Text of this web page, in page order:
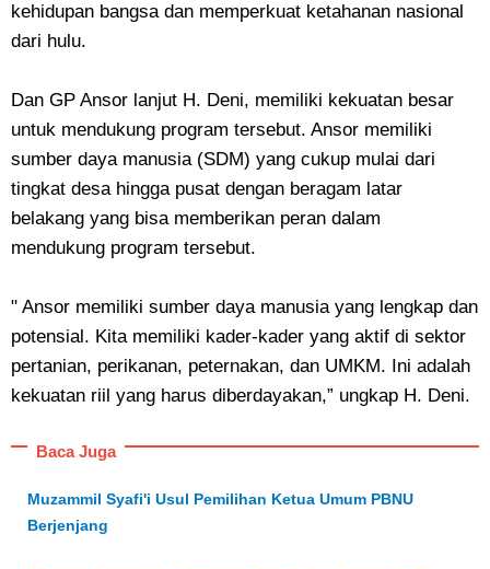
kehidupan bangsa dan memperkuat ketahanan nasional
dari hulu.
Dan GP Ansor lanjut H. Deni, memiliki kekuatan besar
untuk mendukung program tersebut. Ansor memiliki
sumber daya manusia (SDM) yang cukup mulai dari
tingkat desa hingga pusat dengan beragam latar
belakang yang bisa memberikan peran dalam
mendukung program tersebut.
" Ansor memiliki sumber daya manusia yang lengkap dan
potensial. Kita memiliki kader-kader yang aktif di sektor
pertanian, perikanan, peternakan, dan UMKM. Ini adalah
kekuatan riil yang harus diberdayakan,” ungkap H. Deni.
Baca Juga
Muzammil Syafi'i Usul Pemilihan Ketua Umum PBNU
Berjenjang